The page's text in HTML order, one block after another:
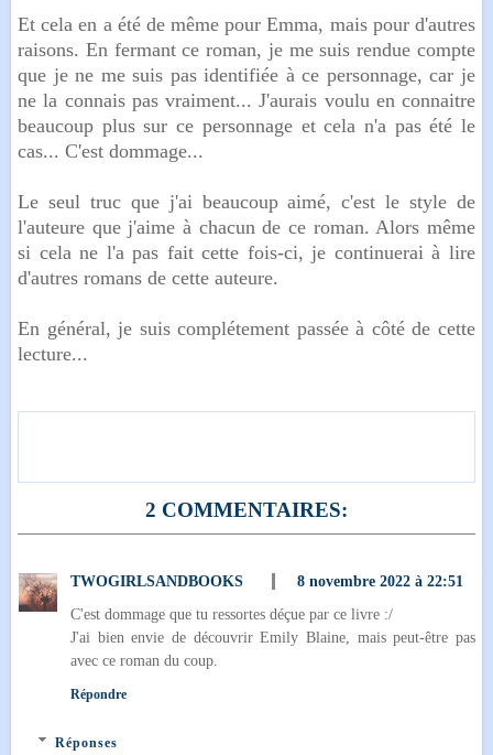
Et cela en a été de même pour Emma, mais pour d'autres
raisons. En fermant ce roman, je me suis rendue compte
que je ne me suis pas identifiée à ce personnage, car je
ne la connais pas vraiment... J'aurais voulu en connaitre
beaucoup plus sur ce personnage et cela n'a pas été le
cas... C'est dommage...
Le seul truc que j'ai beaucoup aimé, c'est le style de
l'auteure que j'aime à chacun de ce roman. Alors même
si cela ne l'a pas fait cette fois-ci, je continuerai à lire
d'autres romans de cette auteure.
En général, je suis complétement passée à côté de cette
lecture...
2 COMMENTAIRES:
TWOGIRLSANDBOOKS
8 novembre 2022 à 22:51
C'est dommage que tu ressortes déçue par ce livre :/
J'ai bien envie de découvrir Emily Blaine, mais peut-être pas
avec ce roman du coup.
Répondre
Réponses